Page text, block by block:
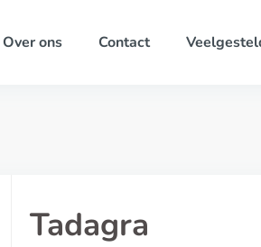
Over ons Contact
Tadagra